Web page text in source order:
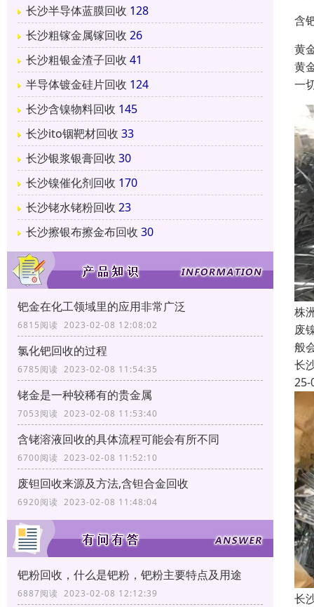
长沙半导体蓝膜回收 128
长沙粗镓金属镓回收 26
长沙粗银金渣子回收 41
半导体镀金硅片回收 124
长沙含镍物料回收 145
长沙ito铟靶材回收 33
长沙银浆银膏回收 30
长沙镍催化剂回收 170
长沙铑水铑粉回收 23
长沙擦银布擦金布回收 30
钯金在化工领域里的应用非常广泛
6815阅读 2023-02-08 12:08:02
氯化钯回收的过程
6785阅读 2023-02-08 11:54:35
铑金是一种较稀有的贵金属
7053阅读 2023-02-08 11:53:40
含铑溶液回收的具体流程可能会有所不同
6700阅读 2023-02-08 11:52:10
废钽回收来源及方法,含钽合金回收
6920阅读 2023-02-08 11:48:04
钯粉回收，什么是钯粉，钯粉主要特点及用途
6887阅读 2023-02-08 12:12:39
含
黄
黄
一
株
废
般
长
25-
长